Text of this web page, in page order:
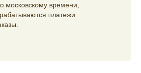
московскому времени,
платежи